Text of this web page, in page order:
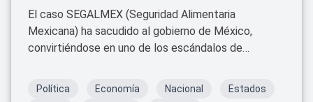
El caso SEGALMEX (Seguridad Alimentaria
Mexicana) ha sacudido al gobierno de México,
convirtiéndose en uno de los escándalos de
Andrés Manuel López Obrador.
Política Economía Nacional
Estados